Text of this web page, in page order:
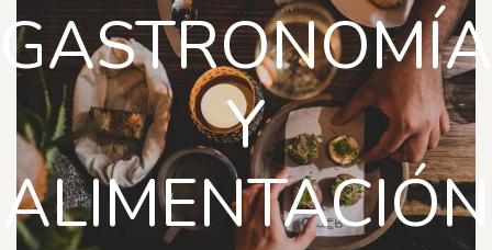
GASTRONOMÍA
Y
ALIMENTACIÓN